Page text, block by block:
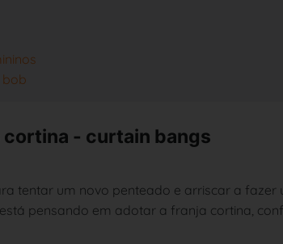
bob
- curtain bangs
tentar um novo penteado e arriscar a fazer
pensando em adotar a franja cortina,